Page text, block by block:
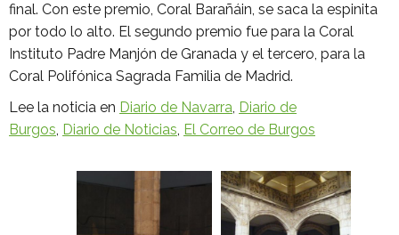
final. Con este premio, Coral Barañáin, se saca la espinita
por todo lo alto. El segundo premio fue para la Coral
Instituto Padre Manjón de Granada y el tercero, para la
Coral Polifónica Sagrada Familia de Madrid.
Lee la noticia en Diario de Navarra, Diario de
Burgos, Diario de Noticias, El Correo de Burgos